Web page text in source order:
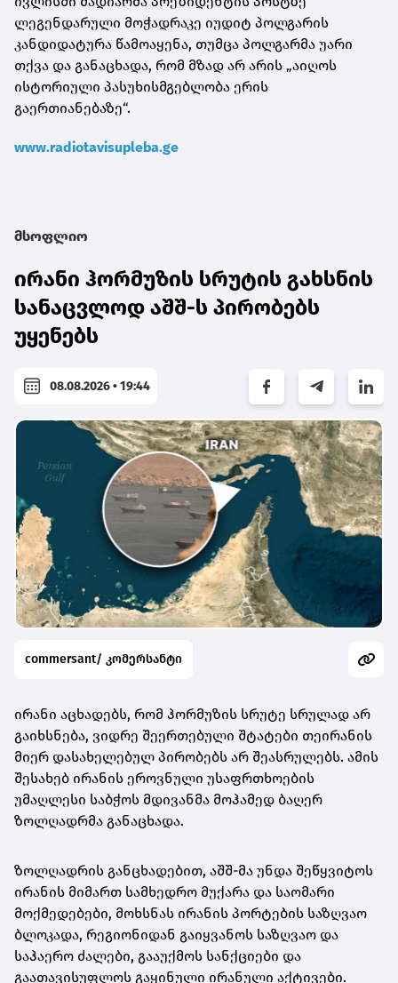
ლეგენდარული მოჭადრაკე იუდიტ პოლგარის
კანდიდატურა წამოაყენა, თუმცა პოლგარმა უარი
თქვა და განაცხადა, რომ მზად არ არის „აიღოს
ისტორიული პასუხისმგებლობა ერის
გაერთიანებაზე“.
www.radiotavisupleba.ge
მსოფლიო
ირანი ჰორმუზის სრუტის გახსნის
სანაცვლოდ აშშ-ს პირობებს
უყენებს
08.08.2026 • 19:44
commersant/ კომერსანტი
ირანი აცხადებს, რომ ჰორმუზის სრუტე სრულად არ
გაიხსნება, ვიდრე შეერთებული შტატები თეირანის
მიერ დასახელებულ პირობებს არ შეასრულებს. ამის
შესახებ ირანის ეროვნული უსაფრთხოების
უმაღლესი საბჭოს მდივანმა მოჰამედ ბაღერ
ზოლღადრმა განაცხადა.
ზოლღადრის განცხადებით, აშშ-მა უნდა შეწყვიტოს
ირანის მიმართ სამხედრო მუქარა და საომარი
მოქმედებები, მოხსნას ირანის პორტების საზღვაო
ბლოკადა, რეგიონიდან გაიყვანოს საზღვაო და
საჰაერო ძალები, გააუქმოს სანქციები და
გაათავისუფლოს გაყინული ირანული აქტივები.